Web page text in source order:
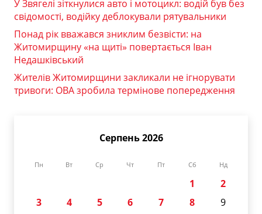
У Звягелі зіткнулися авто і мотоцикл: водій був без
свідомості, водійку деблокували рятувальники
Понад рік вважався зниклим безвісти: на
Житомирщину «на щиті» повертається Іван
Недашківський
Жителів Житомирщини закликали не ігнорувати
тривоги: ОВА зробила термінове попередження
Серпень 2026
Пн Вт Ср Чт Пт Сб Нд
1
2
3
4 5 6 7 8
9